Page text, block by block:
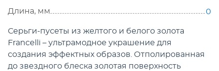
Длина, мм
0
Серьги-пусеты из желтого и белого золота
Francelli – ультрамодное украшение для
создания эффектных образов. Отполированная
до звездного блеска золотая поверхность